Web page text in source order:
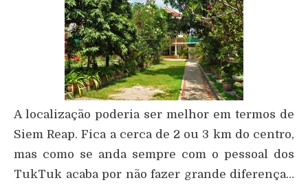
A localização poderia ser melhor em termos de
Siem Reap. Fica a cerca de 2 ou 3 km do centro,
mas como se anda sempre com o pessoal dos
TukTuk acaba por não fazer grande diferença…